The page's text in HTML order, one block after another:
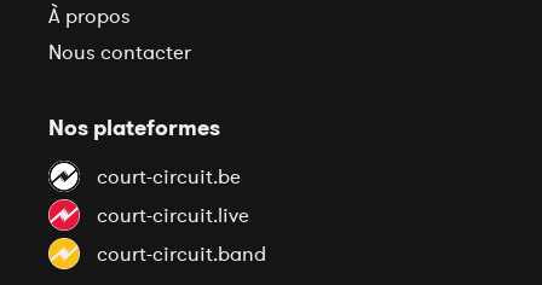
À propos
Nous contacter
Nos plateformes
court-circuit.be
court-circuit.live
court-circuit.band